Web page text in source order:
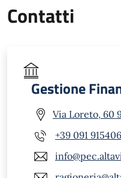
Contatti
Gestione
Via Loreto, 60
+39 091 915406